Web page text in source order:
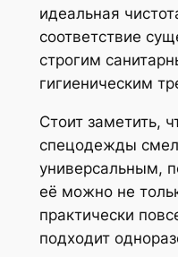
идеальная
соответствие
строгим
гигиеническим
Стоит заметить,
спецодежды
универсальным,
её можно не
практически
подходит